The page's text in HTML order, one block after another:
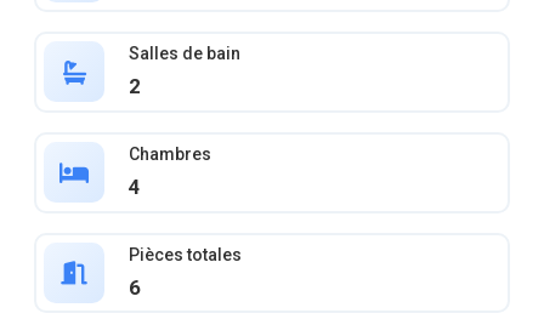
Salles de bain
2
Chambres
4
Pièces totales
6